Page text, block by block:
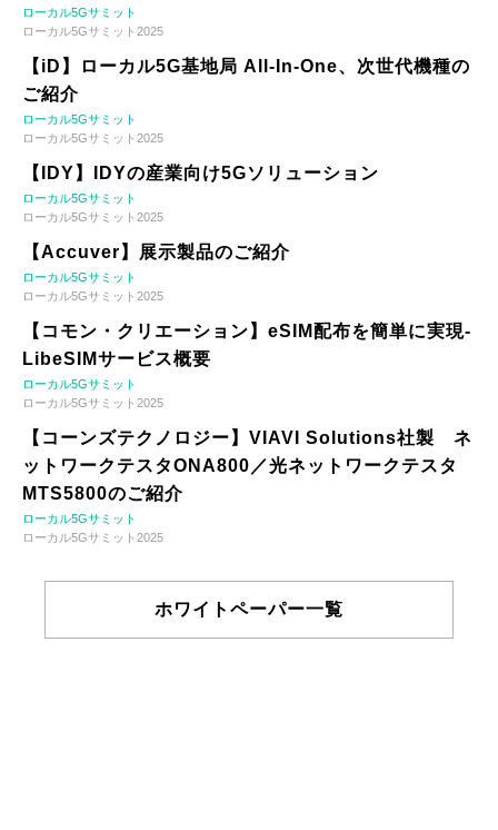
ローカル5Gサミット
ローカル5Gサミット2025
【iD】ローカル5G基地局 All-In-One、次世代機種の
ご紹介
ローカル5Gサミット
ローカル5Gサミット2025
【IDY】IDYの産業向け5Gソリューション
ローカル5Gサミット
ローカル5Gサミット2025
【Accuver】展示製品のご紹介
ローカル5Gサミット
ローカル5Gサミット2025
【コモン・クリエーション】eSIM配布を簡単に実現-
LibeSIMサービス概要
ローカル5Gサミット
ローカル5Gサミット2025
【コーンズテクノロジー】VIAVI Solutions社製 ネ
ットワークテスタONA800／光ネットワークテスタ
MTS5800のご紹介
ローカル5Gサミット
ローカル5Gサミット2025
ホワイトペーパー一覧